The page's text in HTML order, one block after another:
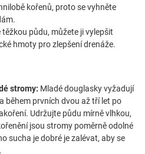
kořenů, proto se vyhněte
půdu, můžete ji vylepšit
hmoty pro zlepšení drenáže.
stromy: Mladé douglasky vyžadují
během prvních dvou až tří let po
Udržujte půdu mírně vlhkou,
jsou stromy poměrně odolné
sucha je dobré je zalévat, aby se